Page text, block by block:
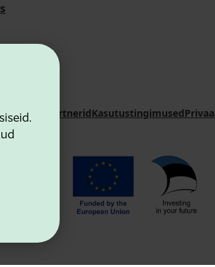
KoostööpartneridKasutustingimused